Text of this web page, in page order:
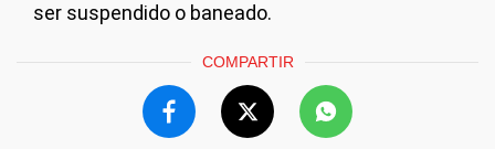
ser suspendido o baneado.
COMPARTIR